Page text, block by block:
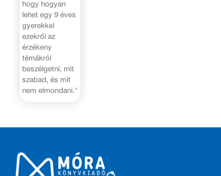
hogy hogyan
lehet egy 9 éves
gyerekkel
ezekről az
érzékeny
témákról
beszélgetni, mit
szabad, és mit
nem elmondani."